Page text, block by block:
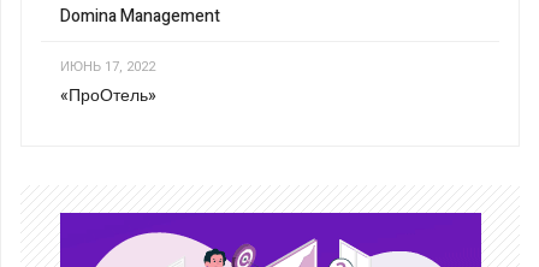
Domina Management
ИЮНЬ 17, 2022
«ПроОтель»